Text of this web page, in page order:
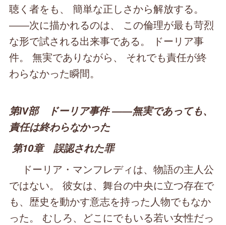
聴く者をも、 簡単な正しさから解放する。
――次に描かれるのは、 この倫理が最も苛烈
な形で試される出来事である。 ドーリア事
件。 無実でありながら、 それでも責任が終
わらなかった瞬間。
第Ⅳ部 ドーリア事件 ――無実であっても、
責任は終わらなかった
第10章 誤認された罪
ドーリア・マンフレディは、物語の主人公
ではない。 彼女は、舞台の中央に立つ存在で
も、歴史を動かす意志を持った人物でもなか
った。 むしろ、どこにでもいる若い女性だっ